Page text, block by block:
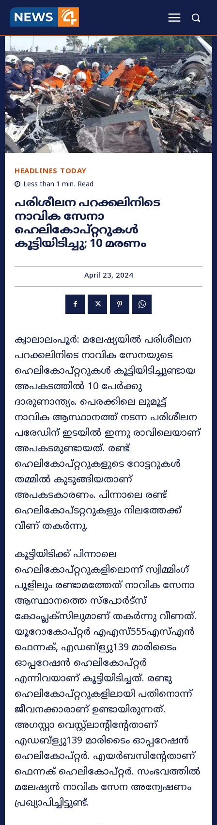
HEADLINES TODAY
Less than 1 min. Read
പരിശീലന പറക്കലിനിടെ
നാവിക സേനാ
ഹെലികോപ്റ്ററുകൾ
കൂട്ടിയിടിച്ചു; 10 മരണം
April 23, 2024
ക്വാലാലംപൂർ: മലേഷ്യയിൽ പരിശീലന
പറക്കലിനിടെ നാവിക സേനയുടെ
ഹെലികോപ്റ്ററുകൾ കൂട്ടിയിടിച്ചുണ്ടായ
അപകടത്തിൽ 10 പേർക്കു
ദാരുണാന്ത്യം. പെരക്കിലെ ലുമൂട്ട്
നാവിക ആസ്ഥാനത്ത് നടന്ന പരിശീലന
പരേഡിന് ഇടയിൽ ഇന്നു രാവിലെയാണ്
അപകടമുണ്ടായത്. രണ്ട്
ഹെലികോപ്റ്ററുകളുടെ റോട്ടറുകൾ
തമ്മിൽ കുടുങ്ങിയതാണ്
അപകടകാരണം. പിന്നാലെ രണ്ട്
ഹെലികോപ്ടറ്ററുകളും നിലത്തേക്ക്
വീണ് തകർന്നു.
കൂട്ടിയിടിക്ക് പിന്നാലെ
ഹെലികോപ്റ്ററുകളിലൊന്ന് സ്വിമ്മിംഗ്
പൂളിലും രണ്ടാമത്തേത് നാവിക സേനാ
ആസ്ഥാനത്തെ സ്പോർട്സ്
കോംപ്ലക്സിലുമാണ് തകർന്നു വീണത്.
യൂറോകോപ്റ്റർ എഎസ്555എസ്എൻ
ഫെന്നക്, എഡബ്ള്യു139 മാരിടൈം
ഓപ്പറേഷൻ ഹെലികോപ്റ്റർ
എന്നിവയാണ് കൂട്ടിയിടിച്ചത്. രണ്ടു
ഹെലികോപ്റ്ററുകളിലായി പതിനൊന്ന്
ജീവനക്കാരാണ് ഉണ്ടായിരുന്നത്.
അഗസ്റ്റാ വെസ്റ്റ്ലാന്റിന്റേതാണ്
എഡബ്ള്യു139 മാരിടൈം ഓപ്പറേഷൻ
ഹെലികോപ്റ്റർ. എയർബസിന്റേതാണ്
ഫെന്നക് ഹെലികോപ്റ്റർ. സംഭവത്തിൽ
മലേഷ്യൻ നാവിക സേന അന്വേഷണം
പ്രഖ്യാപിച്ചിട്ടുണ്ട്.